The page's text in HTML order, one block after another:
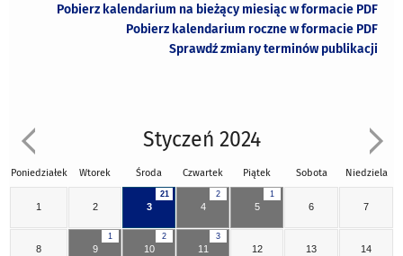
Pobierz kalendarium na bieżący miesiąc w formacie PDF
Pobierz kalendarium roczne w formacie PDF
Sprawdź zmiany terminów publikacji
Styczeń 2024
Poniedziałek Wtorek Środa Czwartek Piątek Sobota Niedziela
1 2
21
3
2
4
1
5 6 7
8
1
9
2
10
3
11 12 13 14